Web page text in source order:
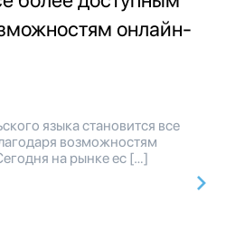
онлайн-
языка становится все
возможностям
на рынке ес […]